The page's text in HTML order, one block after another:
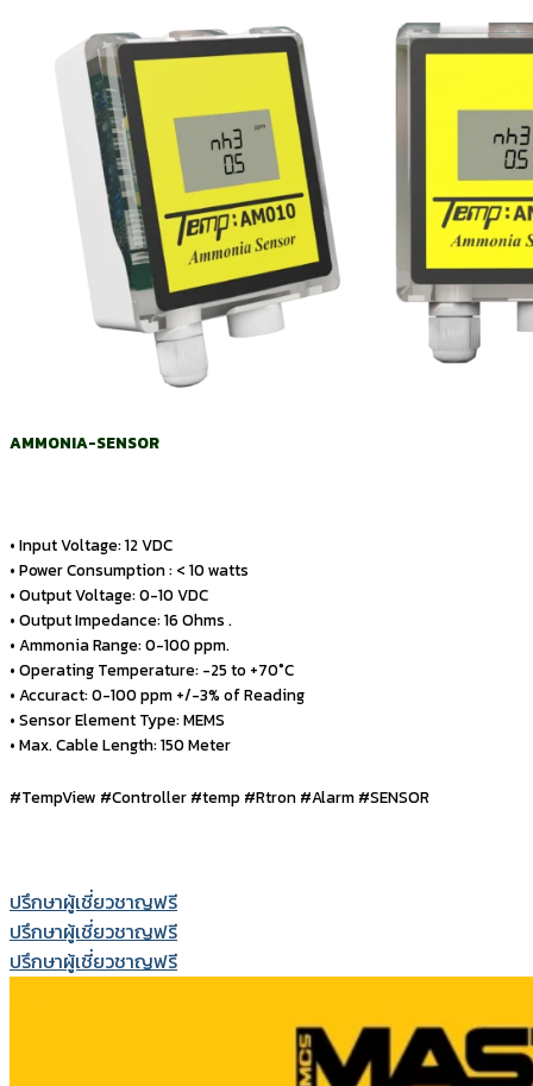
AMMONIA-SENSOR
• Input Voltage: 12 VDC
• Power Consumption : < 10 watts
• Output Voltage: 0-10 VDC
• Output Impedance: 16 Ohms .
• Ammonia Range: 0-100 ppm.
• Operating Temperature: -25 to +70°C
• Accuract: 0-100 ppm +/-3% of Reading
• Sensor Element Type: MEMS
• Max. Cable Length: 150 Meter
#TempView #Controller #temp #Rtron #Alarm #SENSOR
ปรึกษาผู้เชี่ยวชาญฟรี
ปรึกษาผู้เชี่ยวชาญฟรี
ปรึกษาผู้เชี่ยวชาญฟรี